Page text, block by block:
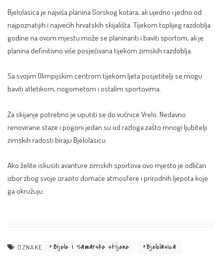
Bjelolasica je najviša planina Gorskog kotara, ali ujedno i jedno od
najpoznatijih i najvećih hrvatskih skijališta. Tijekom toplijeg razdoblja
godine na ovom mjestu može se planinariti i baviti sportom, ali je
planina definitivno više posjećivana tijekom zimskih razdoblja.
Sa svojim Olimpijskim centrom tijekom ljeta posjetitelji se mogu
baviti atletikom, nogometom i ostalim sportovima.
Za skijanje potrebno je uputiti se do vučnice Vrelo. Nedavno
renovirane staze i pogoni jedan su od razloga zašto mnogi ljubitelji
zimskih radosti biraju Bjelolasicu.
Ako želite iskusiti avanture zimskih sportova ovo mjesto je odličan
izbor zbog svoje izrazito domaće atmosfere i prirodnih ljepota koje
ga okružuju.
OZNAKE Bijele i Samarske stijene
Bjelolasica